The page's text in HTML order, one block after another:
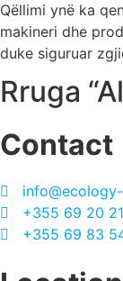
Qëllimi ynë ka
makineri dhe
duke siguruar
Rruga
Contact
+355 69 20
+355 69 83